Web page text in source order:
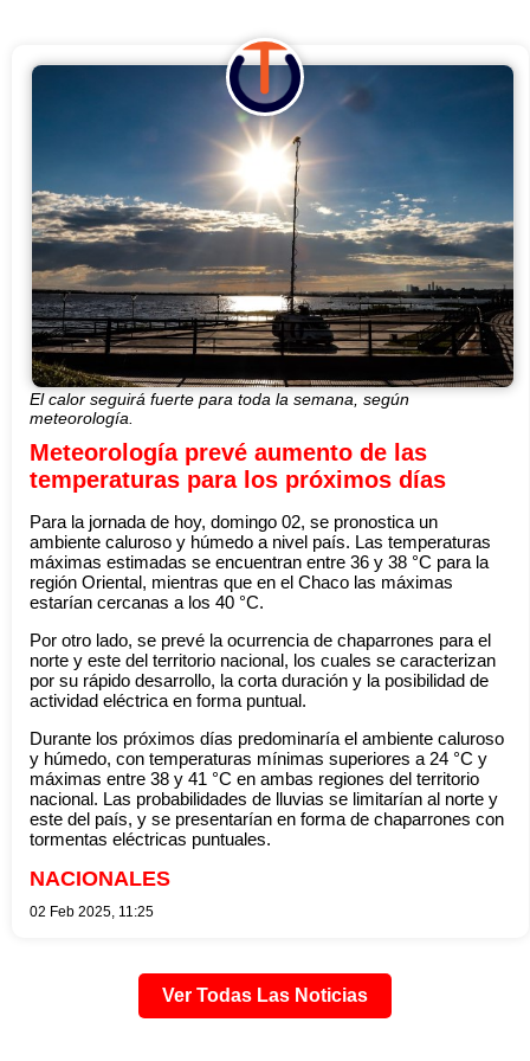
El calor seguirá fuerte para toda la semana, según
meteorología.
Meteorología prevé aumento de las
temperaturas para los próximos días
Para la jornada de hoy, domingo 02, se pronostica un
ambiente caluroso y húmedo a nivel país. Las temperaturas
máximas estimadas se encuentran entre 36 y 38 °C para la
región Oriental, mientras que en el Chaco las máximas
estarían cercanas a los 40 °C.
Por otro lado, se prevé la ocurrencia de chaparrones para el
norte y este del territorio nacional, los cuales se caracterizan
por su rápido desarrollo, la corta duración y la posibilidad de
actividad eléctrica en forma puntual.
Durante los próximos días predominaría el ambiente caluroso
y húmedo, con temperaturas mínimas superiores a 24 °C y
máximas entre 38 y 41 °C en ambas regiones del territorio
nacional. Las probabilidades de lluvias se limitarían al norte y
este del país, y se presentarían en forma de chaparrones con
tormentas eléctricas puntuales.
NACIONALES
02 Feb 2025, 11:25
Ver Todas Las Noticias